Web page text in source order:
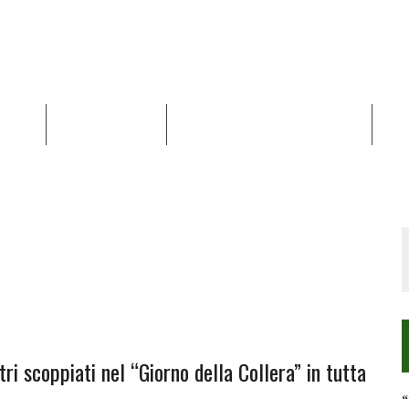
scoppiati nel “Giorno della Collera” in tutta